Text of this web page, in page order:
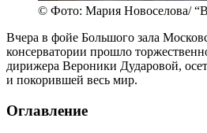
© Фото: Мария Новоселова/
Вчера в фойе Большого зала
консерватории прошло
дирижера Вероники Дударовой,
и покорившей весь мир.
Оглавление